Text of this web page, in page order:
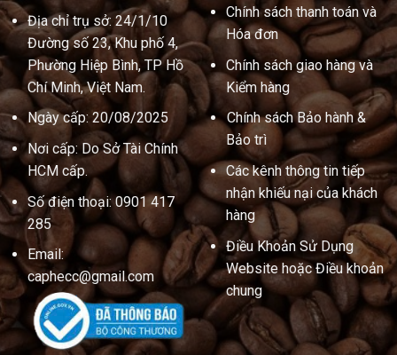
Địa chỉ trụ sở: 24/1/10
Đường số 23, Khu phố 4,
Phường Hiệp Bình, TP Hồ
Chí Minh, Việt Nam.
Ngày cấp: 20/08/2025
Nơi cấp: Do Sở Tài Chính
HCM cấp.
Số điện thoại: 0901 417
285
Email:
caphecc@gmail.com
Chính sách thanh toán và
Hóa đơn
Chính sách giao hàng và
Kiểm hàng
Chính sách Bảo hành &
Bảo trì
Các kênh thông tin tiếp
nhận khiếu nại của khách
hàng
Điều Khoản Sử Dụng
Website hoặc Điều khoản
chung